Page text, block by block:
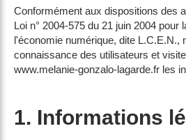
Conformément aux dispositions des
Loi n° 2004-575 du 21 juin 2004 pour
l'économie numérique, dite L.C.E.N.,
connaissance des utilisateurs et
www.melanie-gonzalo-lagarde.fr les
1. Informations